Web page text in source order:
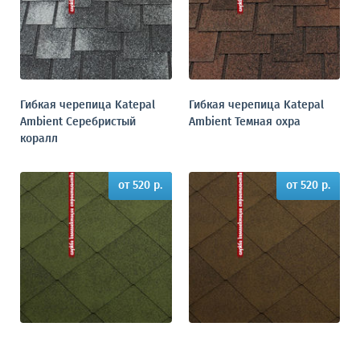
Гибкая черепица Katepal
Ambient Серебристый
коралл
Гибкая черепица Katepal
Ambient Темная охра
от 520 р. от 520 р.